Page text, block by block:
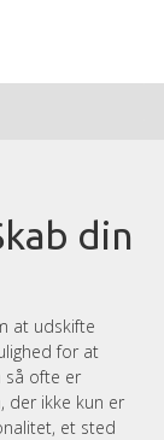
din
at udskifte
for at
så ofte er
der ikke kun er
et sted